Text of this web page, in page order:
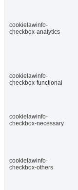
cookielawinfo-
checkbox-analytics
cookielawinfo-
checkbox-functional
cookielawinfo-
checkbox-necessary
cookielawinfo-
checkbox-others